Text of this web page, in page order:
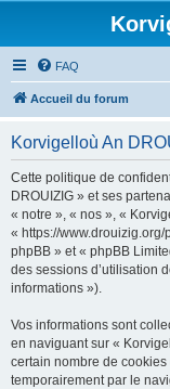
FAQ
Accueil du forum
Korvigelloù An
Cette politique de
DROUIZIG » et ses
« notre », « nos », «
« https://
phpBB » et « phpBB
des sessions d’utilisation
informations »).
Vos informations sont
en naviguant sur «
certain nombre de
temporairement par le